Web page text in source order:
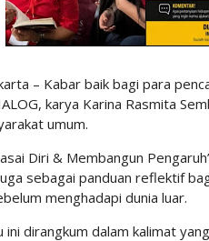
– Kabar baik bagi para
karya Karina Rasmita
umum.
Diri & Membangun
sebagai panduan reflektif
menghadapi dunia luar.
dirangkum dalam kalimat